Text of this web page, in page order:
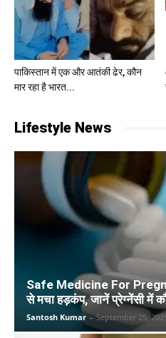
पाकिस्तान में एक और आतंकी ढेर, कौन
मार रहा है भारत...
Lifestyle News
Safe Medicine For
से मचा हड़कंप, जानें प्रेग्नेंसी में
Santosh Kumar - September 25,